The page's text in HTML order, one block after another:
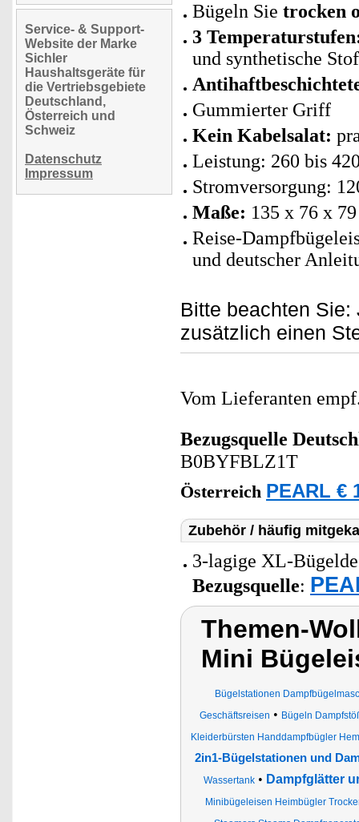
Service- & Support-
Website der Marke
Sichler
Haushaltsgeräte für
die Vertriebsgebiete
Deutschland,
Österreich und
Schweiz
Datenschutz
Impressum
Bügeln Sie trocken
3
und synthetische
Gummierter Griff
Kein Kabelsalat:
Leistung: 260 bis
Stromversorgung:
Maße: 135 x 76 x
Reise-
und deutscher
Bitte beachten
zusätzlich einen
Vom Lieferanten
Bezugsquelle
B0BYFBLZ1T
Österreich PEARL €
Zubehör / häufig
3-lagige XL-
Bezugsquelle:
Themen-
Mini
Bügelstationen
Geschäftsreisen • Bügeln
Kleiderbürsten Handdampfbügler
2in1-Bügelstationen und
Wassertank • Dampfglätter
Minibügeleisen Heimbügler